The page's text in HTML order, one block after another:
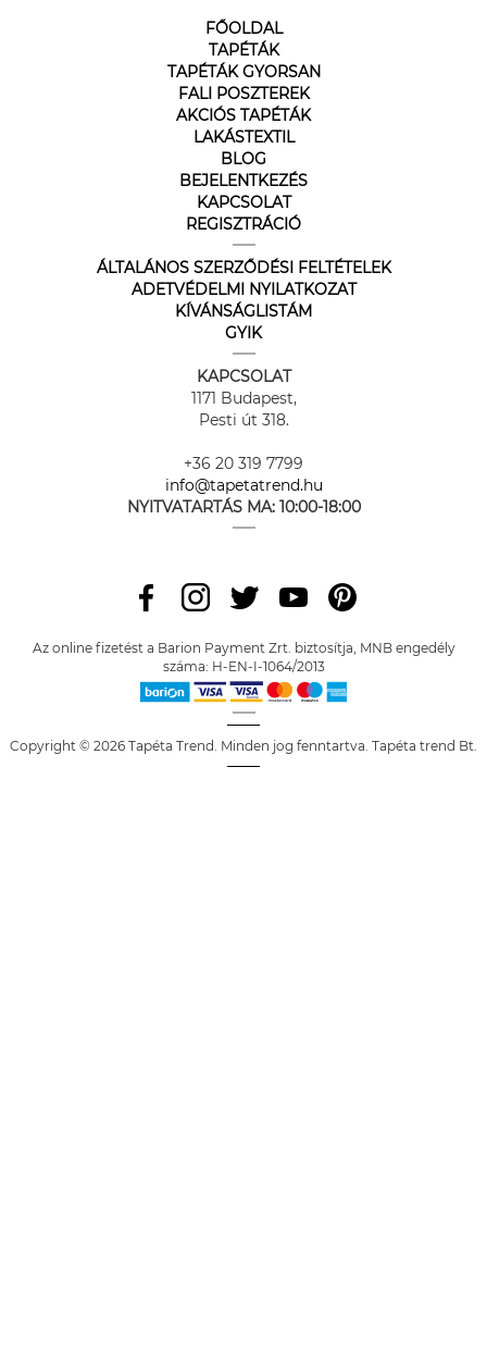
FŐOLDAL
TAPÉTÁK
TAPÉTÁK GYORSAN
FALI POSZTEREK
AKCIÓS TAPÉTÁK
LAKÁSTEXTIL
BLOG
BEJELENTKEZÉS
KAPCSOLAT
REGISZTRÁCIÓ
ÁLTALÁNOS SZERZŐDÉSI FELTÉTELEK
ADETVÉDELMI NYILATKOZAT
KÍVÁNSÁGLISTÁM
GYIK
KAPCSOLAT
1171 Budapest,
Pesti út 318.
+36 20 319 7799
info@tapetatrend.hu
NYITVATARTÁS MA: 10:00-18:00
Az online fizetést a Barion Payment Zrt. biztosítja, MNB engedély
száma: H-EN-I-1064/2013
Copyright © 2026 Tapéta Trend. Minden jog fenntartva. Tapéta trend Bt.